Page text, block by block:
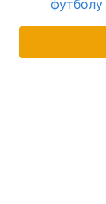
футболу